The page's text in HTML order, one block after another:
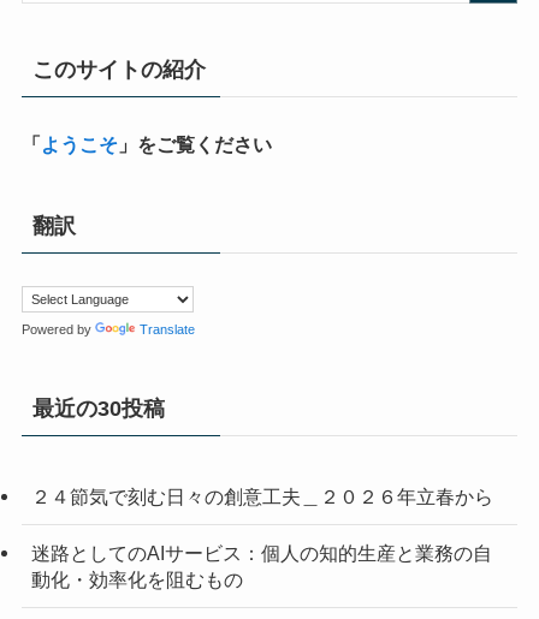
このサイトの紹介
「ようこそ」をご覧ください
翻訳
Powered by Translate
最近の30投稿
２４節気で刻む日々の創意工夫＿２０２６年立春から
迷路としてのAIサービス：個人の知的生産と業務の自
動化・効率化を阻むもの